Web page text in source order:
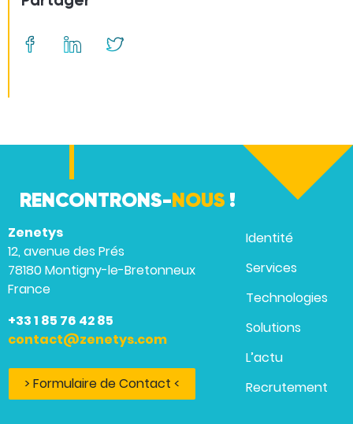
RENCONTRONS- NOUS !
Zenetys
12, avenue des Prés
78180 Montigny-le-Bretonneux
France
+33 1 85 76 42 85
contact@zenetys.com
> Formulaire de Contact <
Identité
Services
Technologies
Solutions
L’actu
Recrutement